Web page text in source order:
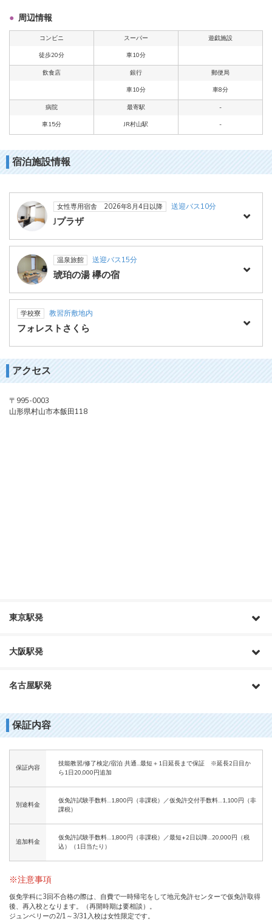
周辺情報
コンビニ スーパー
遊戯施設
徒歩20分
車10分
飲食店 銀行
郵便局
車10分
車8分
病院 最寄駅
-
車15分
JR村山駅 -
宿泊施設情報
女性専用宿舎 2026年8月4日以降 送迎バス10分
Jプラザ
温泉旅館 送迎バス15分
琥珀の湯 欅の宿
学校寮 教習所敷地内
フォレストさくら
アクセス
〒995-0003
山形県村山市本飯田118
東京駅発
大阪駅発
名古屋駅発
保証内容
保証内容
技能教習/修了検定/宿泊 共通...最短＋1日延長まで保証 ※延長2日目か
ら1日20,000円追加
別途料金
仮免許試験手数料…1,800円（非課税）／仮免許交付手数料…1,100円（非
課税）
追加料金
仮免許試験手数料…1,800円（非課税）／最短+2日以降…20,000円（税
込）（1日当たり）
※注意事項
仮免学科に3回不合格の際は、自費で一時帰宅をして地元免許センターで仮免許取得
後、再入校となります。（再開時期は要相談）。
ジュンベリーの2/1～3/31入校は女性限定です。